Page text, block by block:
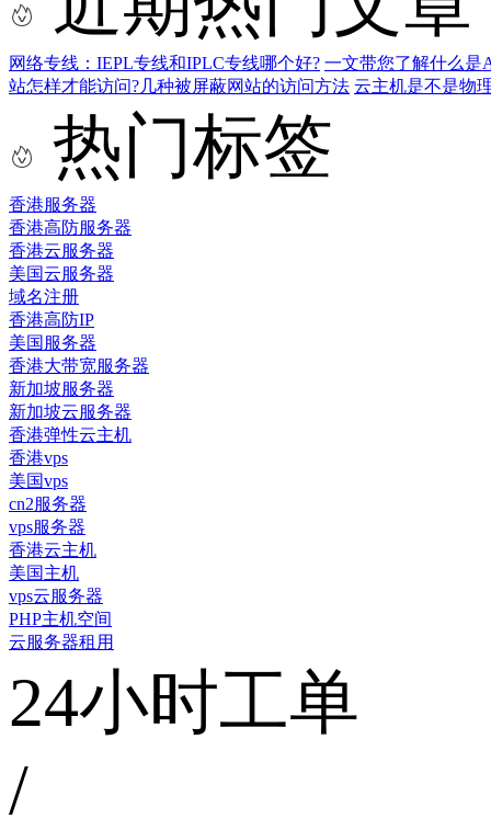
网络专线：IEPL专线和IPLC专线哪个好? 一文带您了解什么是
站怎样才能访问?几种被屏蔽网站的访问方法 云主机是不是物
热门标签
香港服务器
香港高防服务器
香港云服务器
美国云服务器
域名注册
香港高防IP
美国服务器
香港大带宽服务器
新加坡服务器
新加坡云服务器
香港弹性云主机
香港vps
美国vps
cn2服务器
vps服务器
香港云主机
美国主机
vps云服务器
PHP主机空间
云服务器租用
24小时工单
/